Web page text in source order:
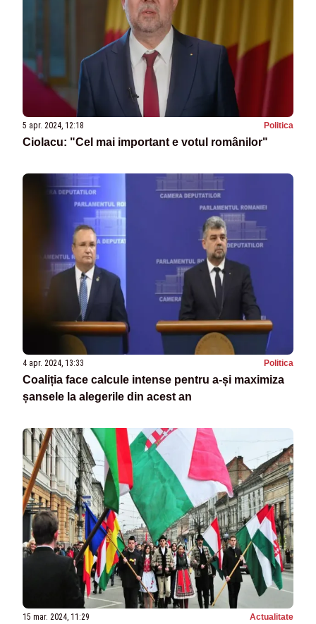
5 apr. 2024, 12:18 Politica
Ciolacu: "Cel mai important e votul românilor"
4 apr. 2024, 13:33 Politica
Coaliția face calcule intense pentru a-și maximiza
șansele la alegerile din acest an
15 mar. 2024, 11:29 Actualitate